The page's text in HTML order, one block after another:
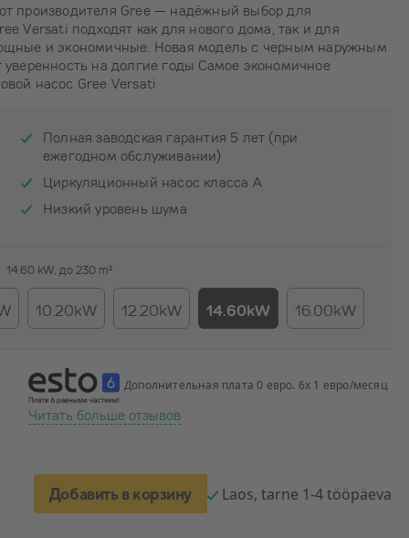
производителя Gree — надёжный выбор для
Versati подходят как для нового дома, так и для
и экономичные. Новая модель с черным наружным
на долгие годы Самое экономичное
насос Gree Versati
Полная заводская гарантия 5 лет (при
ежегодном обслуживании)
Циркуляционный насос класса A
Низкий уровень шума
14.60 kW, до 230 m²
10.20kW 12.20kW 14.60kW 16.00kW
Дополнительная плата 0 евро. 6x 1 евро/месяц
Читать больше отзывов
Добавить в корзину Laos, tarne 1-4 tööpäeva